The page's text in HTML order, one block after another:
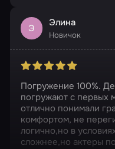
Э Элина
Новичок
Погружение 100%.
погружают с первых
отлично понимали
комфортом, не
логично,но в
сложнее,но актеры